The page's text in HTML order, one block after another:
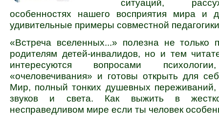
ситуаций,
особенностях нашего восприятия мира и
удивительные примеры совместной
«Встреча вселенных...» полезна не только
родителям детей-инвалидов, но и тем
интересуются вопросами
«очеловечивания» и готовы открыть для
Мир, полный тонких душевных
звуков и света. Как выжить в
несправедливом мире если ты человек